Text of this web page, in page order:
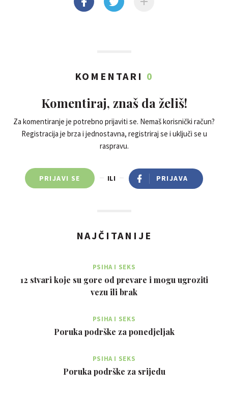
KOMENTARI 0
Komentiraj, znaš da želiš!
Za komentiranje je potrebno prijaviti se. Nemaš korisnički račun?
Registracija je brza i jednostavna, registriraj se i uključi se u
raspravu.
PRIJAVI SE ILI PRIJAVA
NAJČITANIJE
PSIHA I SEKS
12 stvari koje su gore od prevare i mogu ugroziti
vezu ili brak
PSIHA I SEKS
Poruka podrške za ponedjeljak
PSIHA I SEKS
Poruka podrške za srijedu